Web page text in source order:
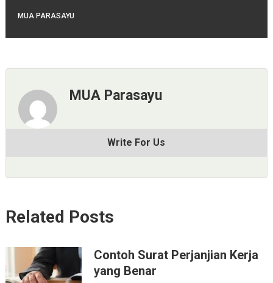
MUA PARASAYU
MUA Parasayu
Write For Us
Related Posts
Contoh Surat Perjanjian Kerja
yang Benar